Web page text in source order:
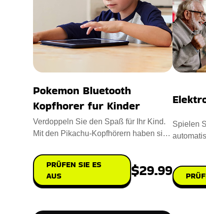
Pokemon Bluetooth
Kopfhorer fur Kinder
Verdoppeln Sie den Spaß für Ihr Kind.
Mit den Pikachu-Kopfhörern haben sie
PRÜFEN SIE ES
AUS
$29.99
Spielen